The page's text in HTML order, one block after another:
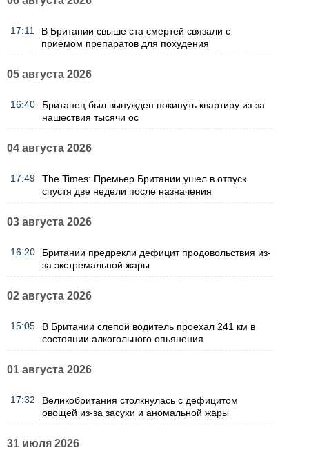
17:11
В Британии свыше ста смертей связали с
приемом препаратов для похудения
05 августа 2026
16:40
Британец был вынужден покинуть квартиру из-за
нашествия тысячи ос
04 августа 2026
17:49
The Times: Премьер Британии ушел в отпуск
спустя две недели после назначения
03 августа 2026
16:20
Британии предрекли дефицит продовольствия из-
за экстремальной жары
02 августа 2026
15:05
В Британии слепой водитель проехал 241 км в
состоянии алкогольного опьянения
01 августа 2026
17:32
Великобритания столкнулась с дефицитом
овощей из-за засухи и аномальной жары
31 июля 2026